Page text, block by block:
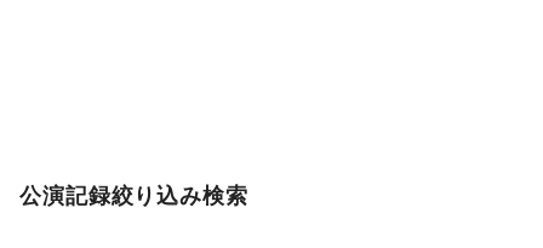
公演記録絞り込み検索